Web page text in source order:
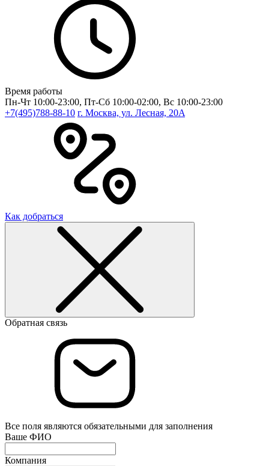
Время работы
Пн-Чт 10:00-23:00, Пт-Сб 10:00-02:00, Вс 10:00-23:00
+7(495)788-88-10 г. Москва, ул. Лесная, 20A
Как добраться
Обратная связь
Все поля являются обязательными для заполнения
Ваше ФИО
Компания